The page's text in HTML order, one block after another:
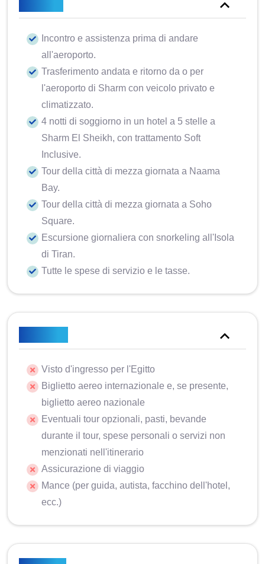
Incontro e assistenza prima di andare
all'aeroporto.
Trasferimento andata e ritorno da o per
l'aeroporto di Sharm con veicolo privato e
climatizzato.
4 notti di soggiorno in un hotel a 5 stelle a
Sharm El Sheikh, con trattamento Soft
Inclusive.
Tour della città di mezza giornata a Naama
Bay.
Tour della città di mezza giornata a Soho
Square.
Escursione giornaliera con snorkeling all'Isola
di Tiran.
Tutte le spese di servizio e le tasse.
Visto d'ingresso per l'Egitto
Biglietto aereo internazionale e, se presente,
biglietto aereo nazionale
Eventuali tour opzionali, pasti, bevande
durante il tour, spese personali o servizi non
menzionati nell'itinerario
Assicurazione di viaggio
Mance (per guida, autista, facchino dell'hotel,
ecc.)